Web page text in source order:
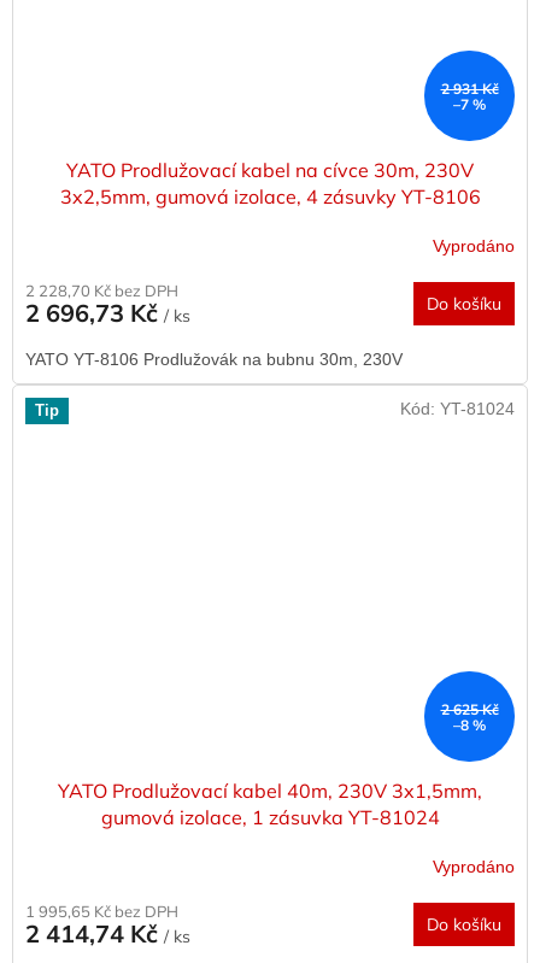
2 931 Kč
–7 %
YATO Prodlužovací kabel na cívce 30m, 230V
3x2,5mm, gumová izolace, 4 zásuvky YT-8106
Vyprodáno
2 228,70 Kč bez DPH
2 696,73 Kč / ks
Do košíku
YATO YT-8106 Prodlužovák na bubnu 30m, 230V
Tip
2 625 Kč
–8 %
YATO Prodlužovací kabel 40m, 230V 3x1,5mm,
gumová izolace, 1 zásuvka YT-81024
Vyprodáno
1 995,65 Kč bez DPH
2 414,74 Kč / ks
Do košíku
Kód: YT-81024